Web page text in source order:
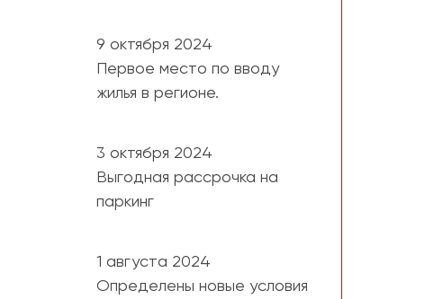
9 октября 2024
Первое место по вводу
жилья в регионе.
3 октября 2024
Выгодная рассрочка на
паркинг
1 августа 2024
Определены новые условия